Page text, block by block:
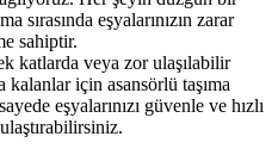
sırasında eşyalarınızın zarar
sahiptir.
katlarda veya zor ulaşılabilir
kalanlar için asansörlü taşıma
eşyalarınızı güvenle ve hızlı